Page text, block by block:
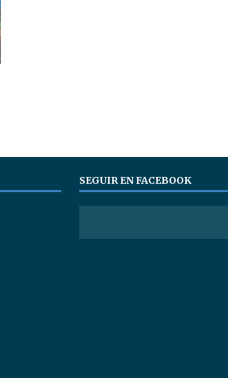
SEGUIR EN FACEBOOK